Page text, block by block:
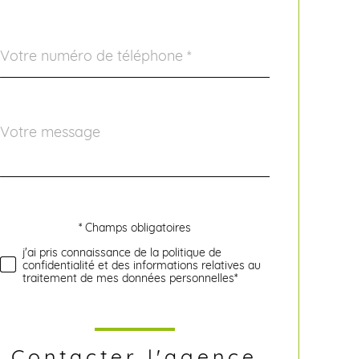
*
Fieldset
défaut
Message
Validation* Champs obligatoires
j'ai pris connaissance de la politique de
confidentialité et des informations relatives au
traitement de mes données personnelles*